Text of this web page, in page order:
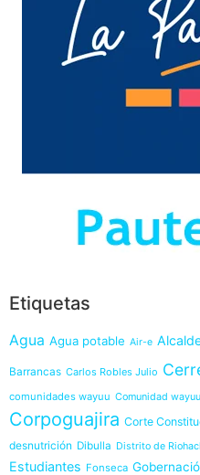
Etiquetas
Agua Agua potable Air-e
Barrancas Carlos Robles Julio
comunidades wayuu Comunidad wayuu
Corpoguajira Corte
desnutrición Dibulla Distrito de
Estudiantes Fonseca